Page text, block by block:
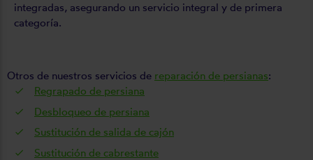
integradas, asegurando un servicio integral y de primera
categoría.
Otros de nuestros servicios de reparación de persianas:
Regrapado de persiana
Desbloqueo de persiana
Sustitución de salida de cajón
Sustitución de cabrestante